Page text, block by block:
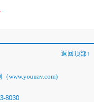
返回顶部↑
www.youuav.com)
8030